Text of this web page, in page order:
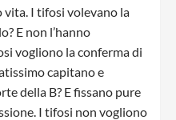
vita. I tifosi volevano la
E non l’hanno
vogliono la conferma di
capitano e
della B? E fissano pure
I tifosi non vogliono